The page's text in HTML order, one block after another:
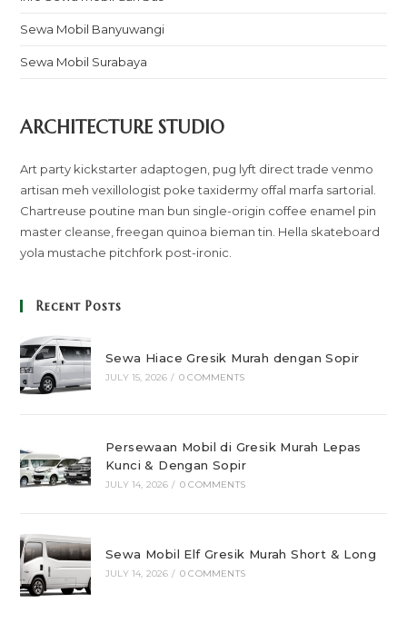
Sewa Mobil Banyuwangi
Sewa Mobil Surabaya
ARCHITECTURE STUDIO
Art party kickstarter adaptogen, pug lyft direct trade venmo
artisan meh vexillologist poke taxidermy offal marfa sartorial.
Chartreuse poutine man bun single-origin coffee enamel pin
master cleanse, freegan quinoa bieman tin. Hella skateboard
yola mustache pitchfork post-ironic.
Recent Posts
Sewa Hiace Gresik Murah dengan Sopir
JULY 15, 2026 / 0 COMMENTS
Persewaan Mobil di Gresik Murah Lepas
Kunci & Dengan Sopir
JULY 14, 2026 / 0 COMMENTS
Sewa Mobil Elf Gresik Murah Short & Long
JULY 14, 2026 / 0 COMMENTS